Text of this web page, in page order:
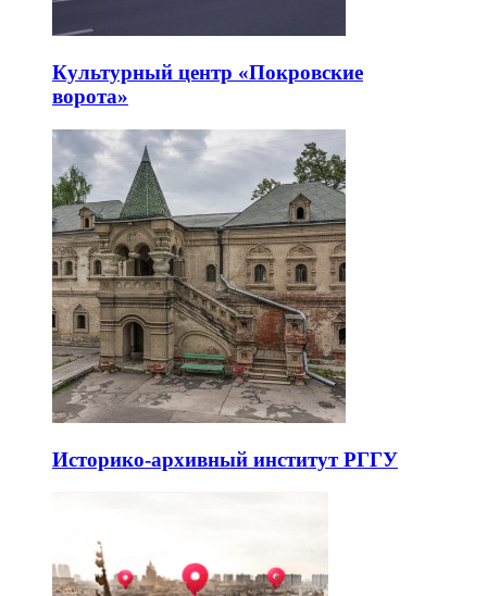
Культурный центр «Покровские
ворота»
Историко-архивный институт РГГУ